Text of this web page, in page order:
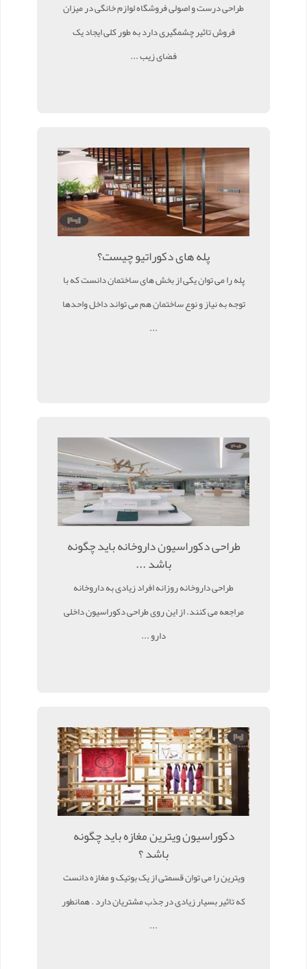
طراحی درست و اصولی فروشگاه لوازم خانگی در میزان
فروش تاثیر چشمگیری دارد به طور کلی ایجاد یک
فضای زیب ...
پله های دکوراتیو چیست؟
پله را می توان یکی از بخش های ساختمان دانست که با
توجه به نیاز و نوع ساختمان هم می تواند داخل واحدها
...
طراحی دکوراسیون داروخانه باید چگونه
باشد ...
طراحی داروخانه روزانه افراد زیادی به داروخانه
مراجعه می کنند. از این روی طراحی دکوراسیون داخلی
دارو ...
دکوراسیون ویترین مغازه باید چگونه
باشد ؟
ویترین را می توان قسمتی از یک بوتیک و مغازه دانست
که تاثیر بسیار زیادی در جذب مشتریان دارد . همانطور
...